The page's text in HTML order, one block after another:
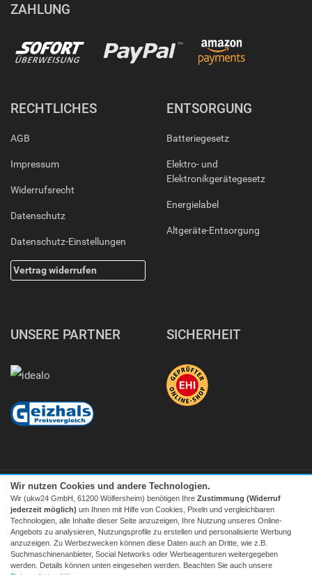
ZAHLUNG
RECHTLICHES
AGB
Impressum
Widerrufsrecht
Datenschutz
Datenschutz-Einstellungen
Vertrag widerrufen
ENTSORGUNG
Batteriegesetz
Elektro- und
Elektronikgerätegesetz
Energielabel
Altgeräte-Entsorgung
UNSERE PARTNER SICHERHEIT
Facebook| twitter
© 2026 Tecedo
Wir nutzen Cookies und andere Technologien.
Wir (ukw24 GmbH, 61200 Wölfersheim) benötigen Ihre Zustimmung (Widerruf
jederzeit möglich) um Ihnen mit Hilfe von Cookies, Pixeln und vergleichbaren
Technologien, alle Inhalte dieser Seite anzuzeigen, Ihre Nutzung unseres Online-
Angebots zu analysieren, Nutzungsprofile zu erstellen und personalisierte Werbung
anzuzeigen. Zu Werbezwecken können diese Daten auch an Dritte, wie z.B.
Suchmaschinenanbieter, Social Networks oder Werbeagenturen weitergegeben
werden. Details können unten eingesehen werden. Beachten Sie auch unsere